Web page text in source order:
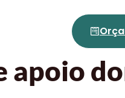
apoio